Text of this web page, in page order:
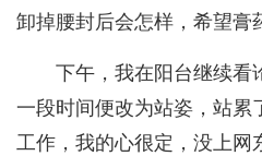
卸掉腰封后会怎样，希望膏
下午，我在阳台继续看
一段时间便改为站姿，站累
工作，我的心很定，没上网